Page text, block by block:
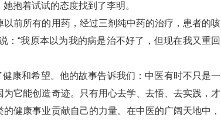
抱着试试的态度找到了李明。
前所有的用药，经过三剂纯中药的治疗，患者的咳
“我原本以为我的病是治不好了，但现在我又重回
康和希望。他的故事告诉我们：中医有时不只是一
它能创造奇迹。只有用心去学、去悟、去实践，才
健康事业贡献自己的力量。在中医的广阔天地中，